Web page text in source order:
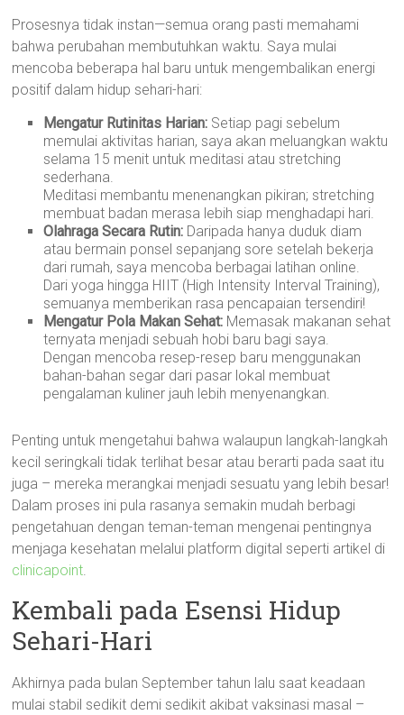
Prosesnya tidak instan—semua orang pasti memahami
bahwa perubahan membutuhkan waktu. Saya mulai
mencoba beberapa hal baru untuk mengembalikan energi
positif dalam hidup sehari-hari:
Mengatur Rutinitas Harian: Setiap pagi sebelum
memulai aktivitas harian, saya akan meluangkan waktu
selama 15 menit untuk meditasi atau stretching
sederhana.
Meditasi membantu menenangkan pikiran; stretching
membuat badan merasa lebih siap menghadapi hari.
Olahraga Secara Rutin: Daripada hanya duduk diam
atau bermain ponsel sepanjang sore setelah bekerja
dari rumah, saya mencoba berbagai latihan online.
Dari yoga hingga HIIT (High Intensity Interval Training),
semuanya memberikan rasa pencapaian tersendiri!
Mengatur Pola Makan Sehat: Memasak makanan sehat
ternyata menjadi sebuah hobi baru bagi saya.
Dengan mencoba resep-resep baru menggunakan
bahan-bahan segar dari pasar lokal membuat
pengalaman kuliner jauh lebih menyenangkan.
Penting untuk mengetahui bahwa walaupun langkah-langkah
kecil seringkali tidak terlihat besar atau berarti pada saat itu
juga – mereka merangkai menjadi sesuatu yang lebih besar!
Dalam proses ini pula rasanya semakin mudah berbagi
pengetahuan dengan teman-teman mengenai pentingnya
menjaga kesehatan melalui platform digital seperti artikel di
clinicapoint.
Kembali pada Esensi Hidup
Sehari-Hari
Akhirnya pada bulan September tahun lalu saat keadaan
mulai stabil sedikit demi sedikit akibat vaksinasi masal –